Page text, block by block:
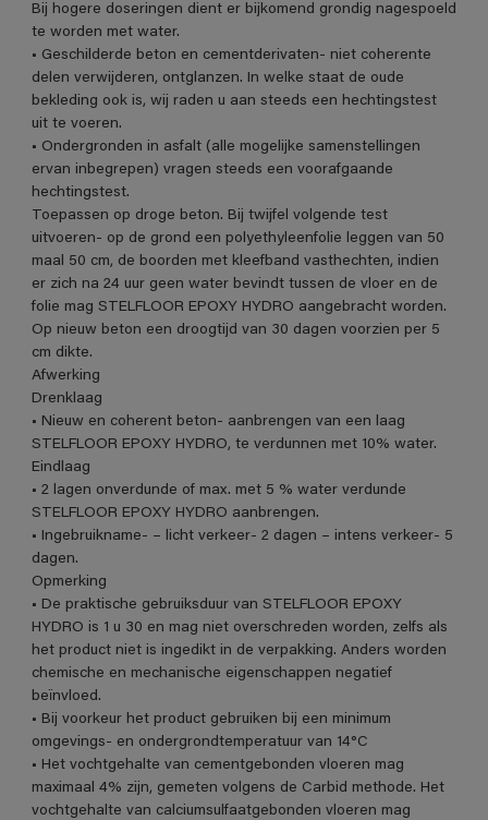
Bij hogere doseringen dient er bijkomend grondig nagespoeld
te worden met water.
• Geschilderde beton en cementderivaten- niet coherente
delen verwijderen, ontglanzen. In welke staat de oude
bekleding ook is, wij raden u aan steeds een hechtingstest
uit te voeren.
• Ondergronden in asfalt (alle mogelijke samenstellingen
ervan inbegrepen) vragen steeds een voorafgaande
hechtingstest.
Toepassen op droge beton. Bij twijfel volgende test
uitvoeren- op de grond een polyethyleenfolie leggen van 50
maal 50 cm, de boorden met kleefband vasthechten, indien
er zich na 24 uur geen water bevindt tussen de vloer en de
folie mag STELFLOOR EPOXY HYDRO aangebracht worden.
Op nieuw beton een droogtijd van 30 dagen voorzien per 5
cm dikte.
Afwerking
Drenklaag
• Nieuw en coherent beton- aanbrengen van een laag
STELFLOOR EPOXY HYDRO, te verdunnen met 10% water.
Eindlaag
• 2 lagen onverdunde of max. met 5 % water verdunde
STELFLOOR EPOXY HYDRO aanbrengen.
• Ingebruikname- – licht verkeer- 2 dagen – intens verkeer- 5
dagen.
Opmerking
• De praktische gebruiksduur van STELFLOOR EPOXY
HYDRO is 1 u 30 en mag niet overschreden worden, zelfs als
het product niet is ingedikt in de verpakking. Anders worden
chemische en mechanische eigenschappen negatief
beïnvloed.
• Bij voorkeur het product gebruiken bij een minimum
omgevings- en ondergrondtemperatuur van 14°C
• Het vochtgehalte van cementgebonden vloeren mag
maximaal 4% zijn, gemeten volgens de Carbid methode. Het
vochtgehalte van calciumsulfaatgebonden vloeren mag